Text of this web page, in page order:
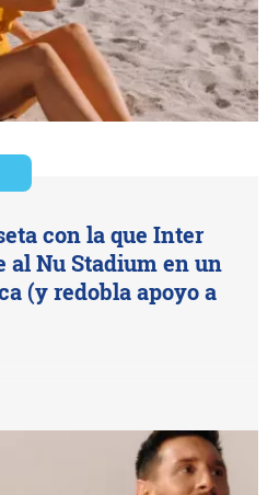
con la que Inter
Nu Stadium en un
(y redobla apoyo a